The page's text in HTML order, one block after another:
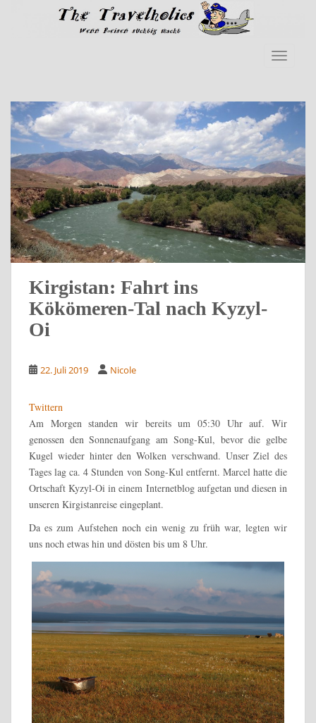
Skip to main content
Kirgistan: Fahrt ins
Kökömeren-Tal nach Kyzyl-
Oi
22. Juli 2019 Nicole
Twittern
Am Morgen standen wir bereits um 05:30 Uhr auf. Wir
genossen den Sonnenaufgang am Song-Kul, bevor die gelbe
Kugel wieder hinter den Wolken verschwand. Unser Ziel des
Tages lag ca. 4 Stunden von Song-Kul entfernt. Marcel hatte die
Ortschaft Kyzyl-Oi in einem Internetblog aufgetan und diesen in
unseren Kirgistanreise eingeplant.
Da es zum Aufstehen noch ein wenig zu früh war, legten wir
uns noch etwas hin und dösten bis um 8 Uhr.